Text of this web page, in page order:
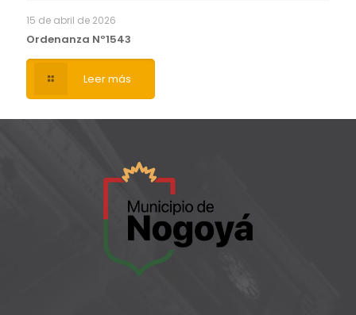
15 de abril de 2026
Ordenanza Nº1543
Leer más